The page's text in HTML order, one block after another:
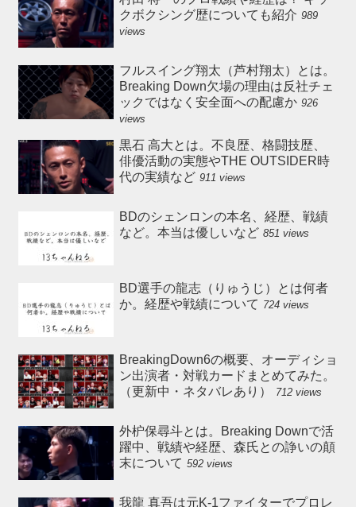
クボクシング歴についても紹介 989
views
フルスイング翔太（芦村翔太）とは。
Breaking Down欠場の理由は反社チェ
ックではなく安全面への配慮か 926
views
黒石 高大とは。不良歴、格闘技歴、
俳優活動の実態やTHE OUTSIDER時
代の実績など 911 views
BDのシェンロンの本名、経歴、戦績
など。本当は優しいなど 851 views
BD選手の龍志（りゅうじ）とは何者
か。経歴や戦績について 724 views
BreakingDown6の概要、オーディショ
ン出演者・対戦カードまとめてみた。
（更新中・ネタバレあり）
712 views
外枦保尋斗とは。Breaking Downで活
躍中、戦績や経歴、森氏との諍いの顛
末について 592 views
我龍 真吾は元K-1ファイターでプロレ